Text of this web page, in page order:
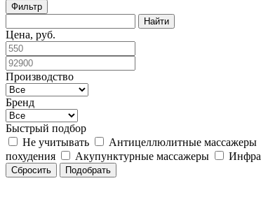
Фильтр
Цена, руб.
Производство
Бренд
Быстрый подбор
Не учитывать
Антицеллюлитные массажеры
похудения
Акупунктурные массажеры
Сбросить Подобрать